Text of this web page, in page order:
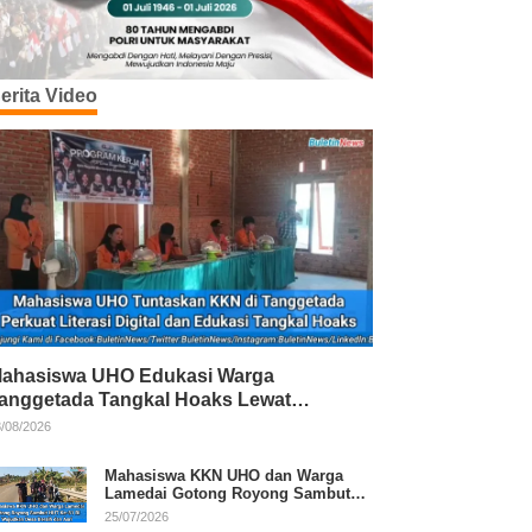
Video
UHO Edukasi Warga
Tangkal Hoaks Lewat
Literasi
08/2026
Mahasiswa KKN UHO dan Warga
Lamedai Gotong Royong Sambut
HUT Ke-81 RI
25/07/2026